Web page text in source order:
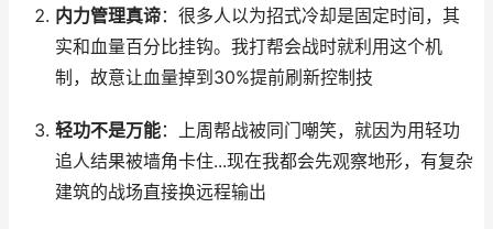
内力管理真谛：很多人以为招式冷却是固定时间，其
实和血量百分比挂钩。我打帮会战时就利用这个机
制，故意让血量掉到30%提前刷新控制技
轻功不是万能：上周帮战被同门嘲笑，就因为用轻功
追人结果被墙角卡住...现在我都会先观察地形，有复杂
建筑的战场直接换远程输出